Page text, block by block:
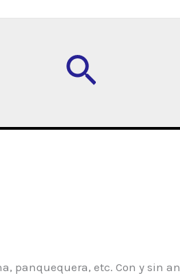
Buscar
panquequera, etc. Con y sin